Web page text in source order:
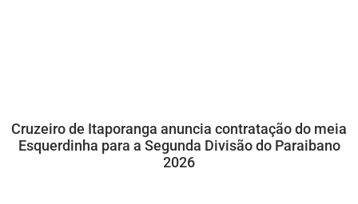
Cruzeiro de Itaporanga anuncia contratação do meia
Esquerdinha para a Segunda Divisão do Paraibano
2026